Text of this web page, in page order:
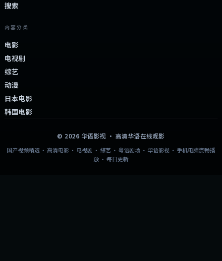
搜索
内容分类
电影
电视剧
综艺
动漫
日本电影
韩国电影
© 2026 华语影视 · 高清华语在线观影
国产视频精选 · 高清电影 · 电视剧 · 综艺 · 粤语剧场 · 华语影视 · 手机电脑流畅播
放 · 每日更新